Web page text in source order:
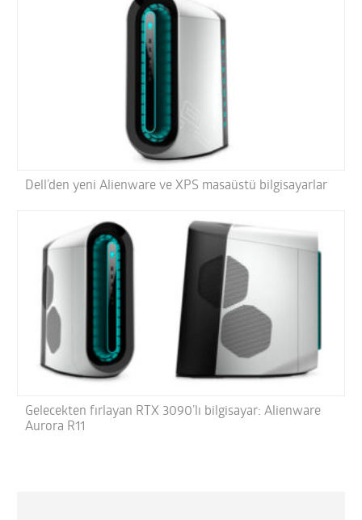
Dell’den yeni Alienware ve XPS masaüstü bilgisayarlar
Gelecekten fırlayan RTX 3090’lı bilgisayar: Alienware
Aurora R11